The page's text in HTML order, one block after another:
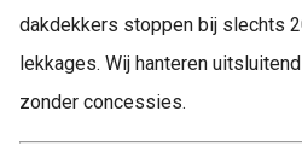
dakdekkers stoppen bij slechts
lekkages. Wij hanteren
zonder concessies.